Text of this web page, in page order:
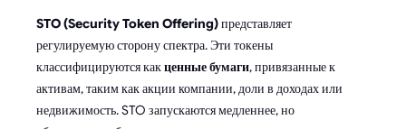
STO (Security Token Offering)представляет
регулируемую сторону спектра. Эти токены
классифицируются какценные бумаги, привязанные к
активам, таким как акции компании, доли в доходах или
недвижимость. STO запускаются медленнее, но